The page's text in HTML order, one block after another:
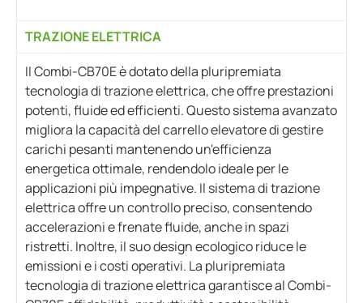
TRAZIONE ELETTRICA
Il Combi-CB70E è dotato della pluripremiata
tecnologia di trazione elettrica, che offre prestazioni
potenti, fluide ed efficienti. Questo sistema avanzato
migliora la capacità del carrello elevatore di gestire
carichi pesanti mantenendo un'efficienza
energetica ottimale, rendendolo ideale per le
applicazioni più impegnative. Il sistema di trazione
elettrica offre un controllo preciso, consentendo
accelerazioni e frenate fluide, anche in spazi
ristretti. Inoltre, il suo design ecologico riduce le
emissioni e i costi operativi. La pluripremiata
tecnologia di trazione elettrica garantisce al Combi-